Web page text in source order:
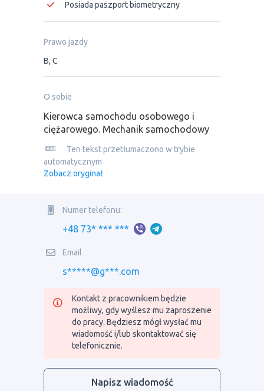
Posiada paszport biometryczny
Prawo jazdy
B, C
O sobie
Kierowca samochodu osobowego i
ciężarowego. Mechanik samochodowy
Ten tekst przetłumaczono w trybie
automatycznym
Zobacz oryginał
Numer telefonu:
+48 73* *** ***
Email
s*****@g***.com
Kontakt z pracownikiem będzie
możliwy, gdy wyślesz mu zaproszenie
do pracy. Będziesz mógł wysłać mu
wiadomość i/lub skontaktować się
telefonicznie.
Napisz wiadomość